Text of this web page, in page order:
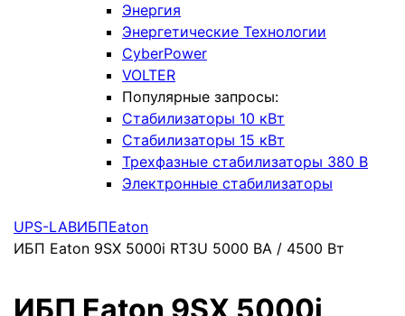
Энергия
Энергетические Технологии
CyberPower
VOLTER
Популярные запросы:
Стабилизаторы 10 кВт
Стабилизаторы 15 кВт
Трехфазные стабилизаторы 380 В
Электронные стабилизаторы
UPS-LABИБПEaton
ИБП Eaton 9SX 5000i RT3U 5000 ВА / 4500 Вт